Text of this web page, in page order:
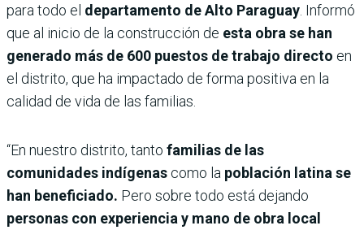
para todo el departamento de Alto Paraguay . Informó
que al inicio de la construcción de esta obra se han
generado más de 600 puestos de trabajo directo en
el distrito, que ha impactado de forma positiva en la
calidad de vida de las familias.
“En nuestro distrito, tanto familias de las
comunidades indígenas como la población latina se
han beneficiado. Pero sobre todo está dejando
personas con experiencia y mano de obra local